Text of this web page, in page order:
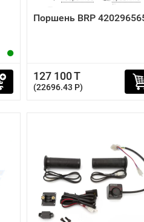
Поршень BRP
127 100 T
(22696.43 P)